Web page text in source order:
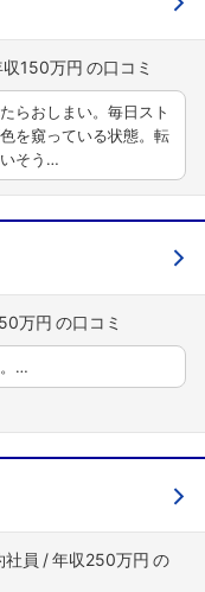
収150万円
らおしまい。毎日スト
を窺っている状態。転
そう…
万円
…
社員 年収250万円